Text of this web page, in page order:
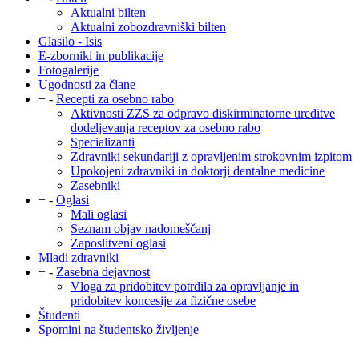
Aktualni bilten
Aktualni zobozdravniški bilten
Glasilo - Isis
E-zborniki in publikacije
Fotogalerije
Ugodnosti za člane
+ - Recepti za osebno rabo
Aktivnosti ZZS za odpravo diskirminatorne ureditve
dodeljevanja receptov za osebno rabo
Specializanti
Zdravniki sekundariji z opravljenim strokovnim izpitom
Upokojeni zdravniki in doktorji dentalne medicine
Zasebniki
+ - Oglasi
Mali oglasi
Seznam objav nadomeščanj
Zaposlitveni oglasi
Mladi zdravniki
+ - Zasebna dejavnost
Vloga za pridobitev potrdila za opravljanje in
pridobitev koncesije za fizične osebe
Študenti
Spomini na študentsko življenje